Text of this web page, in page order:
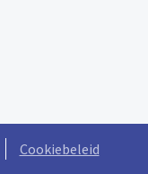
Cookiebeleid